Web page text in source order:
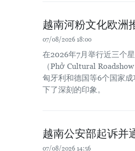
越南河粉文化欧洲
07/08/2026 18:00
在2026年7月举行近三个
（Phở Cultural
匈牙利和德国等6个国家
下了深刻的印象。
越南公安部起诉并
07/08/2026 14:56